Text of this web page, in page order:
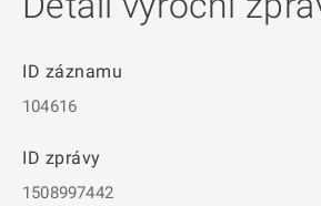
ID záznamu
104616
ID zprávy
1508997442